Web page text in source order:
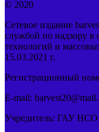
© 2020
Сетевое издание
службой по надзору
технологий и
15.03.2021 г.
Регистрационный
E-mail:
Учредитель: ГАУ НСО